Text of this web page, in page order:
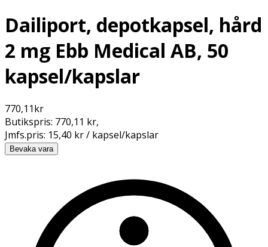
Dailiport, depotkapsel, hård
2 mg Ebb Medical AB, 50
kapsel/kapslar
770,11kr
Butikspris: 770,11 kr,
Jmfs.pris: 15,40 kr / kapsel/kapslar
Bevaka vara